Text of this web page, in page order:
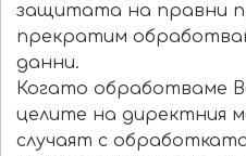
защитата на правни
прекратим
данни.
Когато обработваме
целите на директния
случаят с